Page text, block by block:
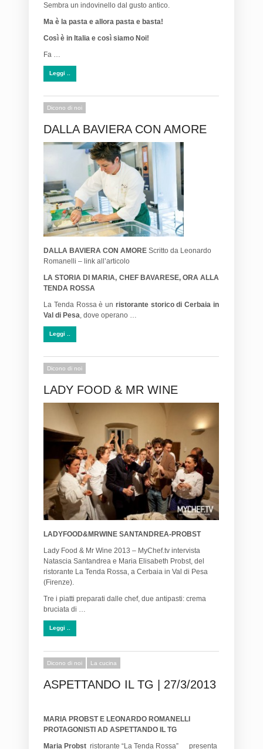
Sembra un indovinello dal gusto antico.
Ma è la pasta e allora pasta e basta!
Così è in Italia e così siamo Noi!
Fa …
Leggi ..
Dicono di noi
DALLA BAVIERA CON AMORE
DALLA BAVIERA CON AMORE Scritto da Leonardo
Romanelli – link all’articolo
LA STORIA DI MARIA, CHEF BAVARESE, ORA ALLA
TENDA ROSSA
La Tenda Rossa è un ristorante storico di Cerbaia in
Val di Pesa , dove operano …
Leggi ..
Dicono di noi
LADY FOOD & MR WINE
LADYFOOD&MRWINE SANTANDREA-PROBST
Lady Food & Mr Wine 2013 – MyChef.tv intervista
Natascia Santandrea e Maria Elisabeth Probst, del
ristorante La Tenda Rossa, a Cerbaia in Val di Pesa
(Firenze).
Tre i piatti preparati dalle chef, due antipasti: crema
bruciata di …
Leggi ..
Dicono di noi La cucina
ASPETTANDO IL TG | 27/3/2013
MARIA PROBST E LEONARDO ROMANELLI
PROTAGONISTI AD ASPETTANDO IL TG
Maria Probst ristorante “La Tenda Rossa” presenta